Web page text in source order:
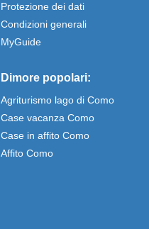
Protezione dei dati
Condizioni generali
MyGuide
Dimore popolari:
Agriturismo lago di Como
Case vacanza Como
Case in affito Como
Affito Como